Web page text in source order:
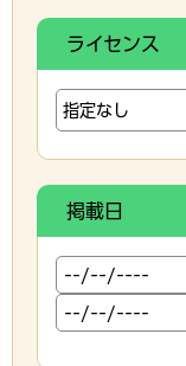
ライセンス
掲載日